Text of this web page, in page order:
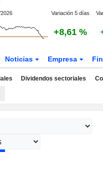
Variación 5 días
+8,61 %
Noticias Empresa
Dividendos sectoriales